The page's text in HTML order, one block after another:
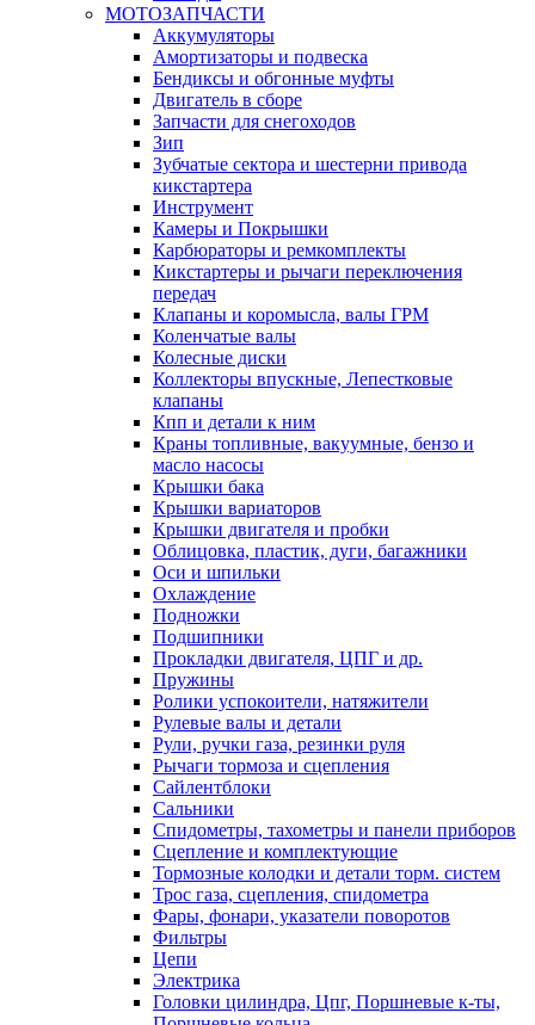
МОТОЗАПЧАСТИ
Аккумуляторы
Амортизаторы и подвеска
Бендиксы и обгонные муфты
Двигатель в сборе
Запчасти для снегоходов
Зип
Зубчатые сектора и шестерни привода
кикстартера
Инструмент
Камеры и Покрышки
Карбюраторы и ремкомплекты
Кикстартеры и рычаги переключения
передач
Клапаны и коромысла, валы ГРМ
Коленчатые валы
Колесные диски
Коллекторы впускные, Лепестковые
клапаны
Кпп и детали к ним
Краны топливные, вакуумные, бензо и
масло насосы
Крышки бака
Крышки вариаторов
Крышки двигателя и пробки
Облицовка, пластик, дуги, багажники
Оси и шпильки
Охлаждение
Подножки
Подшипники
Прокладки двигателя, ЦПГ и др.
Пружины
Ролики успокоители, натяжители
Рулевые валы и детали
Рули, ручки газа, резинки руля
Рычаги тормоза и сцепления
Сайлентблоки
Сальники
Спидометры, тахометры и панели приборов
Сцепление и комплектующие
Тормозные колодки и детали торм. систем
Трос газа, сцепления, спидометра
Фары, фонари, указатели поворотов
Фильтры
Цепи
Электрика
Головки цилиндра, Цпг, Поршневые к-ты,